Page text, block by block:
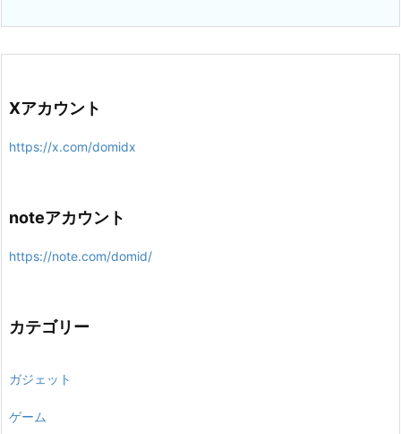
Xアカウント
https://x.com/domidx
noteアカウント
https://note.com/domid/
カテゴリー
ガジェット
ゲーム